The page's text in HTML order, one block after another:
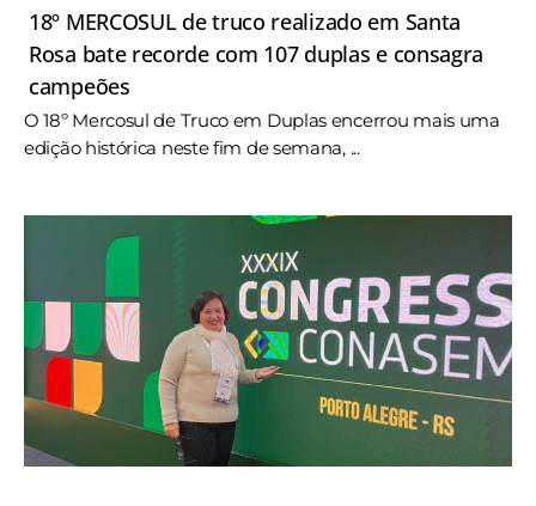
18º MERCOSUL de truco realizado em Santa
Rosa bate recorde com 107 duplas e consagra
campeões
O 18º Mercosul de Truco em Duplas encerrou mais uma
edição histórica neste fim de semana, ...